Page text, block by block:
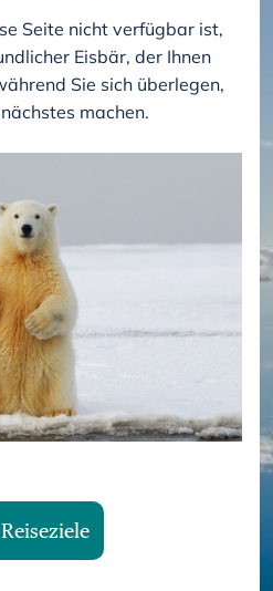
Seite nicht verfügbar ist,
Eisbär, der Ihnen
Sie sich überlegen,
machen.